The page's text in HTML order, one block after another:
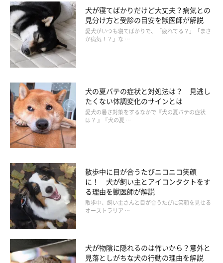
犬が寝てばかりだけど大丈夫？病気との
見分け方と受診の目安を獣医師が解説
愛犬がいつも寝てばかりで、「疲れてる？」「まさ
か病気！？」な …
犬の夏バテの症状と対処法は？ 見逃し
たくない体調変化のサインとは
愛犬の暑さ対策をするなかで『犬の夏バテの症状
は？ 』『犬の夏 …
散歩中に目が合うたびニコニコ笑顔
に！ 犬が飼い主とアイコンタクトをす
る理由を獣医師が解説
散歩中、飼い主さんと目が合うたびに笑顔を見せる
オーストラリア …
犬が物陰に隠れるのは怖いから？意外と
見落としがちな犬の行動の理由を解説